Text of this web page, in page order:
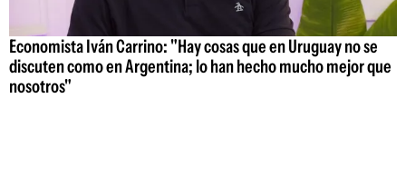
Economista Iván Carrino: "Hay cosas que en Uruguay no se
discuten como en Argentina; lo han hecho mucho mejor que
nosotros"